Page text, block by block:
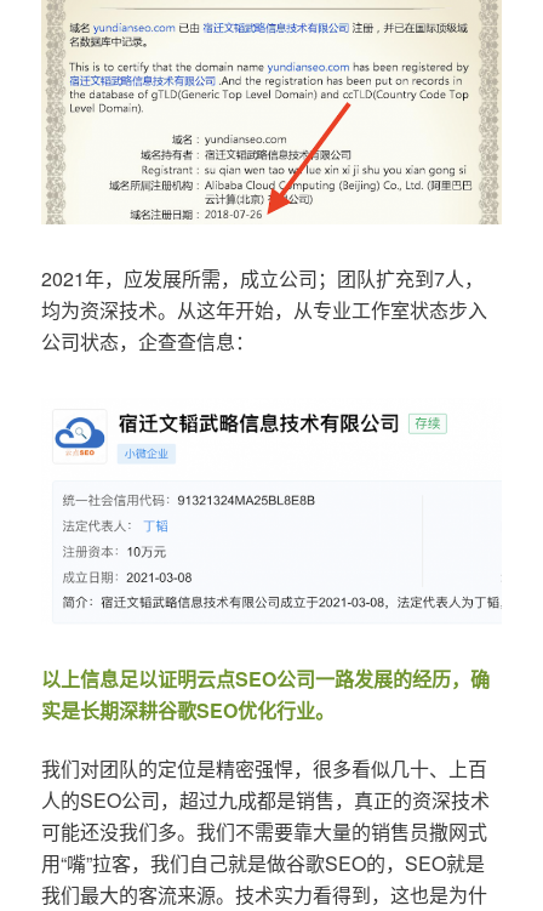
2021年，应发展所需，成立公司；团队扩充到7人，
均为资深技术。从这年开始，从专业工作室状态步入
公司状态，企查查信息：
以上信息足以证明云点SEO公司一路发展的经历，确
实是长期深耕谷歌SEO优化行业。
我们对团队的定位是精密强悍，很多看似几十、上百
人的SEO公司，超过九成都是销售，真正的资深技术
可能还没我们多。我们不需要靠大量的销售员撒网式
用“嘴”拉客，我们自己就是做谷歌SEO的，SEO就是
我们最大的客流来源。技术实力看得到，这也是为什